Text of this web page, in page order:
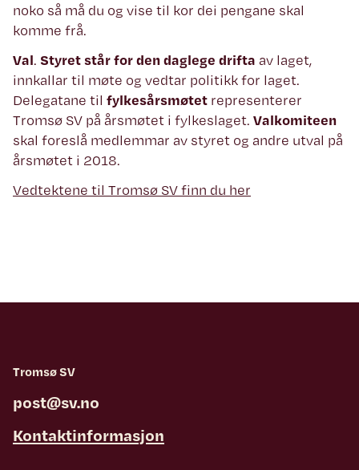
noko så må du og vise til kor dei pengane skal
komme frå.
Val. Styret står for den daglege drifta av laget,
innkallar til møte og vedtar politikk for laget.
Delegatane til fylkesårsmøtet representerer
Tromsø SV på årsmøtet i fylkeslaget. Valkomiteen
skal foreslå medlemmar av styret og andre utval på
årsmøtet i 2018.
Vedtektene til Tromsø SV finn du her
Tromsø SV
post@sv.no
Kontaktinformasjon